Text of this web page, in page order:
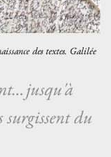
des textes. Galilée
jusqu'à
du